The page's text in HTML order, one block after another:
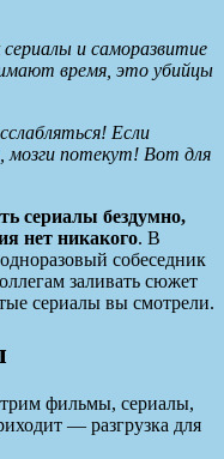
и саморазвитие
время, это убийцы
Если
мозги потекут! Вот для
сериалы бездумно,
нет никакого. В
собеседник
заливать сюжет
сериалы вы смотрели.
фильмы, сериалы,
— разгрузка для